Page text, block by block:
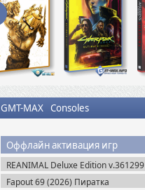
GMT-MAX Consoles
Оффлайн активация игр
REANIMAL Deluxe Edition v.361299
(2026) Пиратка
Fapout 69 (2026) Пиратка